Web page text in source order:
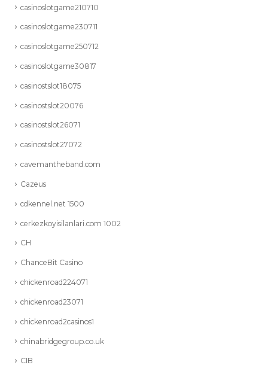
casinoslotgame210710
casinoslotgame230711
casinoslotgame250712
casinoslotgame30817
casinostslot18075
casinostslot20076
casinostslot26071
casinostslot27072
cavemantheband.com
Cazeus
cdkennel.net 1500
cerkezkoyisilanlari.com 1002
CH
ChanceBit Casino
chickenroad224071
chickenroad23071
chickenroad2casinos1
chinabridgegroup.co.uk
CIB